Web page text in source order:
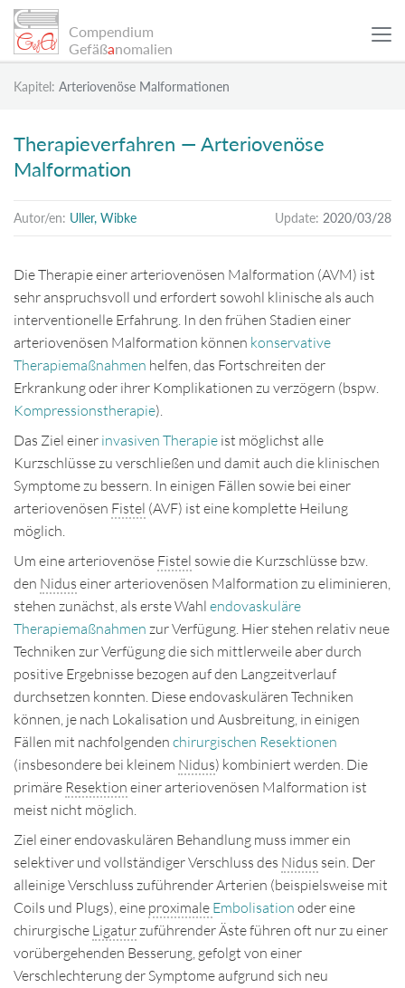
Compendium
Gefäßanomalien
PATIENTENBEISPIELE
SUCHE
Sitemap
Datenschutz
Impressum
Kontakt
Therapieverfahren — Arteriovenöse
Malformation
Kapitel: Arteriovenöse Malformationen
Update: 2020/03/28
Autor/en: Uller, Wibke
Die Therapie einer arteriovenösen Malformation (AVM) ist
sehr anspruchsvoll und erfordert sowohl klinische als auch
interventionelle Erfahrung. In den frühen Stadien einer
arteriovenösen Malformation können konservative
Therapiemaßnahmen helfen, das Fortschreiten der
Erkrankung oder ihrer Komplikationen zu verzögern (bspw.
Kompressionstherapie).
Das Ziel einer invasiven Therapie ist möglichst alle
Kurzschlüsse zu verschließen und damit auch die klinischen
Symptome zu bessern. In einigen Fällen sowie bei einer
arteriovenösen Fistel (AVF) ist eine komplette Heilung
möglich.
Um eine arteriovenöse Fistel sowie die Kurzschlüsse bzw.
den Nidus einer arteriovenösen Malformation zu eliminieren,
stehen zunächst, als erste Wahl endovaskuläre
Therapiemaßnahmen zur Verfügung. Hier stehen relativ neue
Techniken zur Verfügung die sich mittlerweile aber durch
positive Ergebnisse bezogen auf den Langzeitverlauf
durchsetzen konnten. Diese endovaskulären Techniken
können, je nach Lokalisation und Ausbreitung, in einigen
Fällen mit nachfolgenden chirurgischen Resektionen
(insbesondere bei kleinem Nidus) kombiniert werden. Die
primäre Resektion einer arteriovenösen Malformation ist
meist nicht möglich.
Ziel einer endovaskulären Behandlung muss immer ein
selektiver und vollständiger Verschluss des Nidus sein. Der
alleinige Verschluss zuführender Arterien (beispielsweise mit
Coils und Plugs), eine proximale Embolisation oder eine
chirurgische Ligaturzuführender Äste führen oft nur zu einer
vorübergehenden Besserung, gefolgt von einer
Verschlechterung der Symptome aufgrund sich neu